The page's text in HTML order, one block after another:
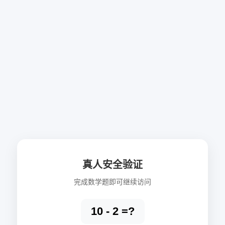
真人安全验证
完成数学题即可继续访问
10 - 2 =?